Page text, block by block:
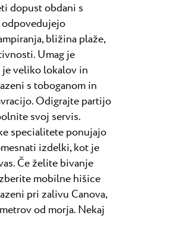
dopust obdani s
odpovedujejo
bližina plaže,
Umag je
je veliko lokalov in
s toboganom in
Odigrajte partijo
svoj servis.
specialitete ponujajo
izdelki, kot je
Če želite bivanje
mobilne hišice
pri zalivu Canova,
od morja. Nekaj